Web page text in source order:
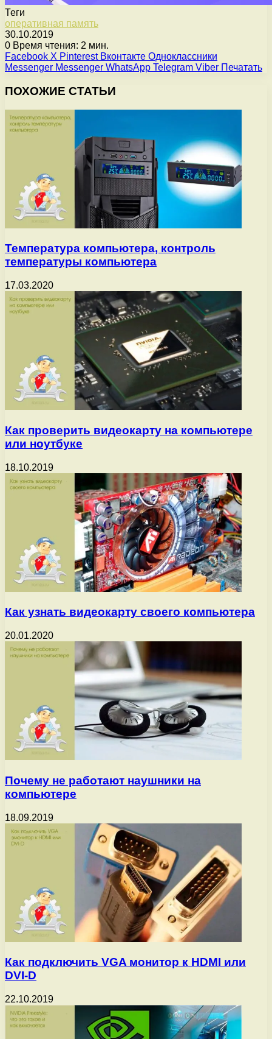
Теги
оперативная память
30.10.2019
0 Время чтения: 2 мин.
Facebook X Pinterest Вконтакте Одноклассники
Messenger Messenger WhatsApp Telegram Viber Печатать
ПОХОЖИЕ СТАТЬИ
Температура компьютера, контроль
температуры компьютера
17.03.2020
Как проверить видеокарту на компьютере
или ноутбуке
18.10.2019
Как узнать видеокарту своего компьютера
20.01.2020
Почему не работают наушники на
компьютере
18.09.2019
Как подключить VGA монитор к HDMI или
DVI-D
22.10.2019